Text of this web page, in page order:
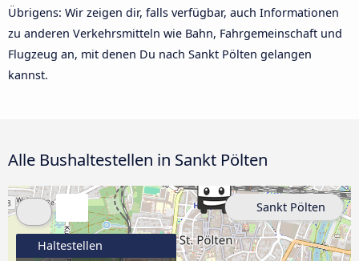
Übrigens: Wir zeigen dir, falls verfügbar, auch Informationen
zu anderen Verkehrsmitteln wie Bahn, Fahrgemeinschaft und
Flugzeug an, mit denen Du nach Sankt Pölten gelangen
kannst.
Alle Bushaltestellen in Sankt Pölten
Haltestellen
Sankt Pölten